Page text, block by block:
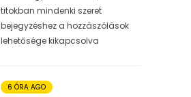
titokban mindenki szeret
bejegyzéshez a hozzászólások
lehetősége kikapcsolva
6 ÓRA AGO